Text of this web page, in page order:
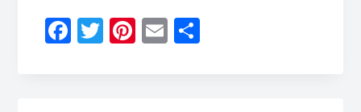
Fa
ce
T
wi
Pi
nt
E
m